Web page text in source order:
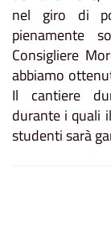
nel giro di
pienamente
Consigliere
abbiamo
Il cantiere
durante i quali
studenti sarà